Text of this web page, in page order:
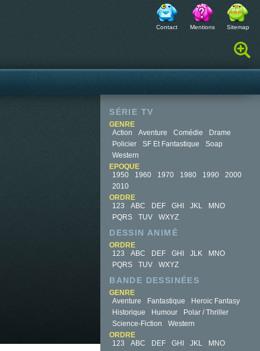
Contact Mentions Sitemap
Rechercher :
SÉRIE TV
GENRE
Action
Aventure Comédie
Drame
Policier
SF Et Fantastique
Soap
Western
EPOQUE
1950
1960 1970 1980 1990
2000
2010
ORDRE
123
ABC DEF GHI JKL
MNO
PQRS
TUV WXYZ
DESSIN ANIMÉ
ORDRE
123
ABC DEF GHI JLK
MNO
PQRS
TUV WXYZ
BANDE DESSINÉES
GENRE
Aventure
Fantastique
Heroic Fantasy
Historique
Humour
Polar / Thriller
Science-Fiction
Western
ORDRE
123
ABC DEF GHI JKL
MNO